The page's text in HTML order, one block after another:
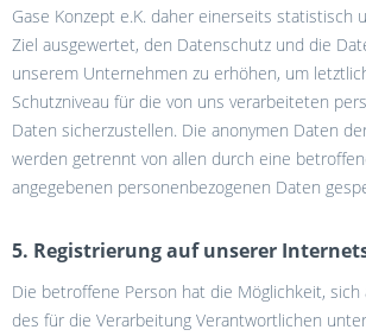
Gase Konzept e.K. daher einerseits statistisch
Ziel ausgewertet, den Datenschutz und die
unserem Unternehmen zu erhöhen, um
Schutzniveau für die von uns verarbeiteten
Daten sicherzustellen. Die anonymen Daten
werden getrennt von allen durch eine
angegebenen personenbezogenen Daten
5. Registrierung auf unserer
Die betroffene Person hat die Möglichkeit,
des für die Verarbeitung Verantwortlichen